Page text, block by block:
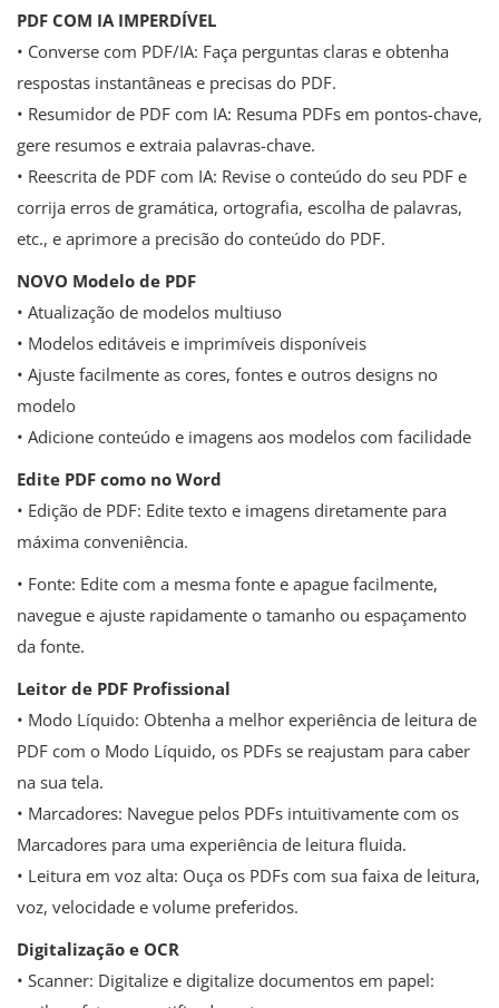
PDF COM IA IMPERDÍVEL
• Converse com PDF/IA: Faça perguntas claras e obtenha
respostas instantâneas e precisas do PDF.
• Resumidor de PDF com IA: Resuma PDFs em pontos-chave,
gere resumos e extraia palavras-chave.
• Reescrita de PDF com IA: Revise o conteúdo do seu PDF e
corrija erros de gramática, ortografia, escolha de palavras,
etc., e aprimore a precisão do conteúdo do PDF.
NOVO Modelo de PDF
• Atualização de modelos multiuso
• Modelos editáveis ​​e imprimíveis disponíveis
• Ajuste facilmente as cores, fontes e outros designs no
modelo
• Adicione conteúdo e imagens aos modelos com facilidade
Edite PDF como no Word
• Edição de PDF: Edite texto e imagens diretamente para
máxima conveniência.
• Fonte: Edite com a mesma fonte e apague facilmente,
navegue e ajuste rapidamente o tamanho ou espaçamento
da fonte.
Leitor de PDF Profissional
• Modo Líquido: Obtenha a melhor experiência de leitura de
PDF com o Modo Líquido, os PDFs se reajustam para caber
na sua tela.
• Marcadores: Navegue pelos PDFs intuitivamente com os
Marcadores para uma experiência de leitura fluida.
• Leitura em voz alta: Ouça os PDFs com sua faixa de leitura,
voz, velocidade e volume preferidos.
Digitalização e OCR
• Scanner: Digitalize e digitalize documentos em papel: